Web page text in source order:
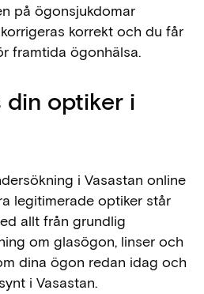
på ögonsjukdomar
korrekt och du får
framtida ögonhälsa.
din optiker i
i Vasastan online
legitimerade optiker står
allt från grundlig
om glasögon, linser och
dina ögon redan idag och
i Vasastan.